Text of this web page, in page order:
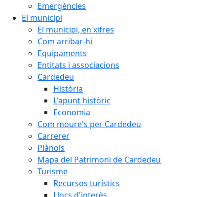
Emergències
El municipi
El municipi, en xifres
Com arribar-hi
Equipaments
Entitats i associacions
Cardedeu
Història
L'apunt històric
Economia
Com moure's per Cardedeu
Carrerer
Plànols
Mapa del Patrimoni de Cardedeu
Turisme
Recursos turístics